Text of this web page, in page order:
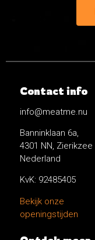
Contact info
info@meatme.nu
Banninklaan 6a,
4301 NN, Zierikzee
Nederland
KvK: 92485405
Bekijk onze
openingstijden